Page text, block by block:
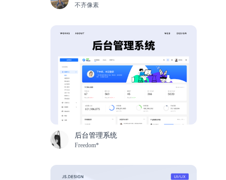
不齐像素
后台管理系统
Freedom*